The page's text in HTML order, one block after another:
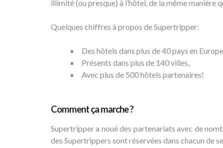
illimité (ou presque) à l’hôtel, de la même manière
Quelques chiffres à propos de Supertripper:
Des hôtels dans plus de 40 pays en
Présents dans plus de 140 villes,
Avec plus de 500 hôtels partenaires!
Comment ça marche ?
Supertripper a noué des partenariats avec de
des Supertrippers sont réservées dans chacun de